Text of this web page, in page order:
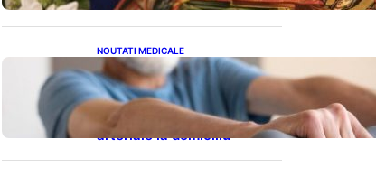
NOUTATI MEDICALE
Îmbunătățirea sănătății
cardiovasculare: Patru
exerciții simple pentru
reducerea tensiunii
arteriale la domiciliu